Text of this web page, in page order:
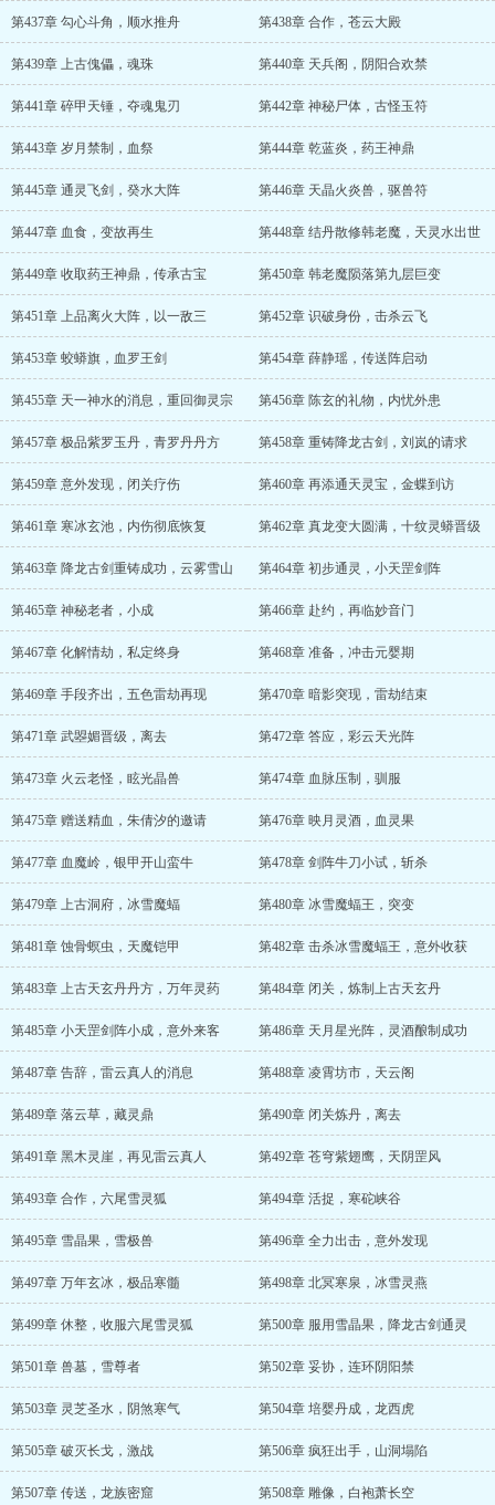
第437章 勾心斗角，顺水推舟 第438章 合作，苍云大殿
第439章 上古傀儡，魂珠 第440章 天兵阁，阴阳合欢禁
第441章 碎甲天锤，夺魂鬼刃 第442章 神秘尸体，古怪玉符
第443章 岁月禁制，血祭 第444章 乾蓝炎，药王神鼎
第445章 通灵飞剑，癸水大阵 第446章 天晶火炎兽，驱兽符
第447章 血食，变故再生 第448章 结丹散修韩老魔，天灵水出世
第449章 收取药王神鼎，传承古宝 第450章 韩老魔陨落第九层巨变
第451章 上品离火大阵，以一敌三 第452章 识破身份，击杀云飞
第453章 蛟蟒旗，血罗王剑 第454章 薛静瑶，传送阵启动
第455章 天一神水的消息，重回御灵宗 第456章 陈玄的礼物，内忧外患
第457章 极品紫罗玉丹，青罗丹丹方 第458章 重铸降龙古剑，刘岚的请求
第459章 意外发现，闭关疗伤 第460章 再添通天灵宝，金蝶到访
第461章 寒冰玄池，内伤彻底恢复 第462章 真龙变大圆满，十纹灵蟒晋级
第463章 降龙古剑重铸成功，云雾雪山 第464章 初步通灵，小天罡剑阵
第465章 神秘老者，小成 第466章 赴约，再临妙音门
第467章 化解情劫，私定终身 第468章 准备，冲击元婴期
第469章 手段齐出，五色雷劫再现 第470章 暗影突现，雷劫结束
第471章 武曌媚晋级，离去 第472章 答应，彩云天光阵
第473章 火云老怪，眩光晶兽 第474章 血脉压制，驯服
第475章 赠送精血，朱倩汐的邀请 第476章 映月灵酒，血灵果
第477章 血魔岭，银甲开山蛮牛 第478章 剑阵牛刀小试，斩杀
第479章 上古洞府，冰雪魔蝠 第480章 冰雪魔蝠王，突变
第481章 蚀骨螟虫，天魔铠甲 第482章 击杀冰雪魔蝠王，意外收获
第483章 上古天玄丹丹方，万年灵药 第484章 闭关，炼制上古天玄丹
第485章 小天罡剑阵小成，意外来客 第486章 天月星光阵，灵酒酿制成功
第487章 告辞，雷云真人的消息 第488章 凌霄坊市，天云阁
第489章 落云草，藏灵鼎 第490章 闭关炼丹，离去
第491章 黑木灵崖，再见雷云真人 第492章 苍穹紫翅鹰，天阴罡风
第493章 合作，六尾雪灵狐 第494章 活捉，寒砣峡谷
第495章 雪晶果，雪极兽 第496章 全力出击，意外发现
第497章 万年玄冰，极品寒髓 第498章 北冥寒泉，冰雪灵燕
第499章 休整，收服六尾雪灵狐 第500章 服用雪晶果，降龙古剑通灵
第501章 兽墓，雪尊者 第502章 妥协，连环阴阳禁
第503章 灵芝圣水，阴煞寒气 第504章 培婴丹成，龙西虎
第505章 破灭长戈，激战 第506章 疯狂出手，山洞塌陷
第507章 传送，龙族密窟 第508章 雕像，白袍萧长空